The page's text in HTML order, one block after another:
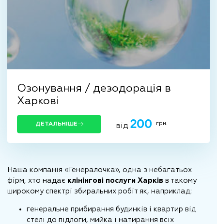
Озонування / дезодорація в
Харкові
ДЕТАЛЬНІШЕ від 200 грн.
Наша компанія «Генералочка», одна з небагатьох
фірм, хто надає клінінгові послуги Харків в такому
широкому спектрі збиральних робіт як, наприклад:
генеральне прибирання будинків і квартир від
стелі до підлоги, мийка і натирання всіх